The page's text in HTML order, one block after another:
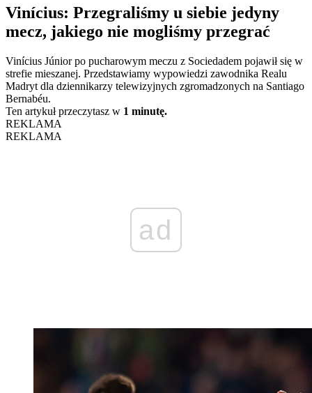
Vinícius: Przegraliśmy u siebie jedyny
mecz, jakiego nie mogliśmy przegrać
Vinícius Júnior po pucharowym meczu z Sociedadem pojawił się w
strefie mieszanej. Przedstawiamy wypowiedzi zawodnika Realu
Madryt dla dziennikarzy telewizyjnych zgromadzonych na Santiago
Bernabéu.
Ten artykuł przeczytasz w 1 minutę.
REKLAMA
REKLAMA
ad